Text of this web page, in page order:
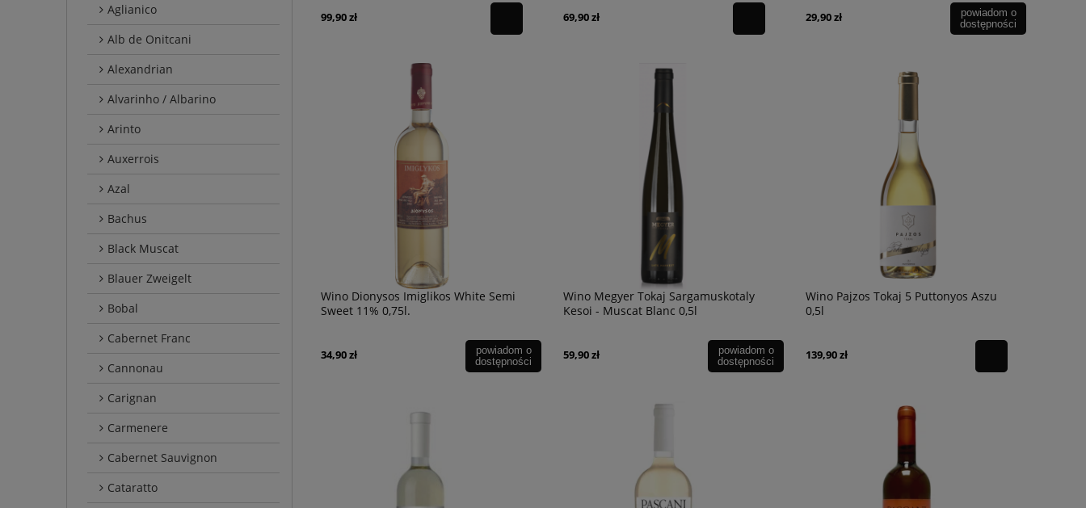
Aglianico
Alb de Onitcani
Alexandrian
Alvarinho / Albarino
Arinto
Auxerrois
Azal
Bachus
Black Muscat
Blauer Zweigelt
Bobal
Cabernet Franc
Cannonau
Carignan
Carmenere
Cabernet Sauvignon
Cataratto
99,90 zł 69,90 zł 29,90 zł
powiadom o
dostępności
Wino Dionysos Imiglikos White Semi
Sweet 11% 0,75l.
34,90 zł
powiadom o
dostępności
Wino Megyer Tokaj Sargamuskotaly
Kesoi - Muscat Blanc 0,5l
59,90 zł
powiadom o
dostępności
Wino Pajzos Tokaj 5 Puttonyos Aszu
0,5l
139,90 zł